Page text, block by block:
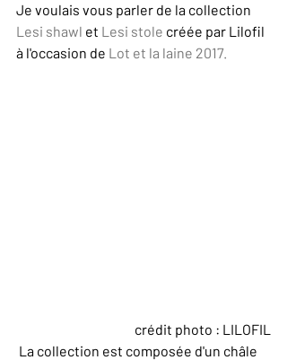
Je voulais vous parler de la collection
Lesi shawl et Lesi stole créée par Lilofil
à l'occasion de Lot et la laine 2017.
crédit photo : LILOFIL